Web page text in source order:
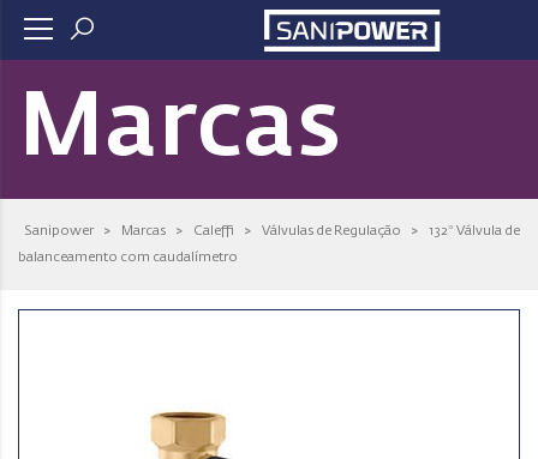
Marcas
Sanipower > Marcas > Caleffi > Válvulas de Regulação >
132* Válvula de
balanceamento com caudalímetro